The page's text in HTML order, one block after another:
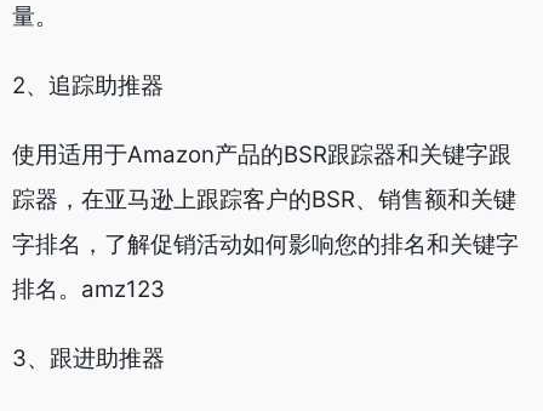
量。
2、追踪助推器
使用适用于Amazon产品的BSR跟踪器和关键字跟
踪器，在亚马逊上跟踪客户的BSR、销售额和关键
字排名，了解促销活动如何影响您的排名和关键字
排名。amz123
3、跟进助推器